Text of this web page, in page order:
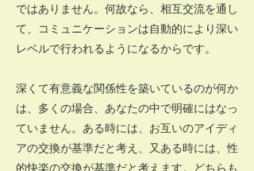
ではありません。何故なら、相互交流を通し
て、コミュニケーションは自動的により深い
レベルで行われるようになるからです。
深くて有意義な関係性を築いているのが何か
は、多くの場合、あなたの中で明確にはなっ
ていません。ある時には、お互いのアイディ
アの交換が基準だと考え、又ある時には、性
的快楽の交換が基準だと考えます。どちらも